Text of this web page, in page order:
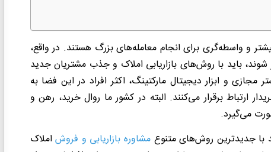
و واسطه‌گری برای انجام معامله‌های بزرگ هستند. در واقع،
باید با روش‌های بازاریابی املاک و جذب مشتریان جدید
مجازی و ابزار دیجیتال مارکتینگ، اکثر افراد در این فضا به
ارتباط برقرار می‌کنند. البته در کشور ما روال خرید، رهن و
می‌گیرد.
با جدیدترین روش‌های متنوع مشاوره بازاریابی و فروشاملاک